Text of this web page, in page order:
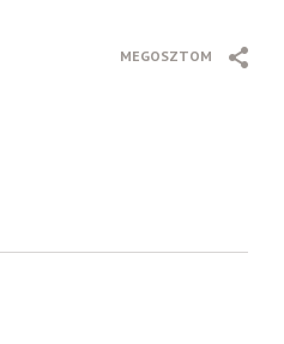
MEGOSZTOM